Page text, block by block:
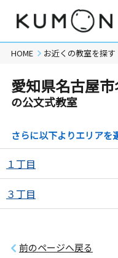
HOME お近くの教室を探す
愛知県名古屋
の公文式教室
さらに以下よりエリアを
１丁目
３丁目
前のページへ戻る